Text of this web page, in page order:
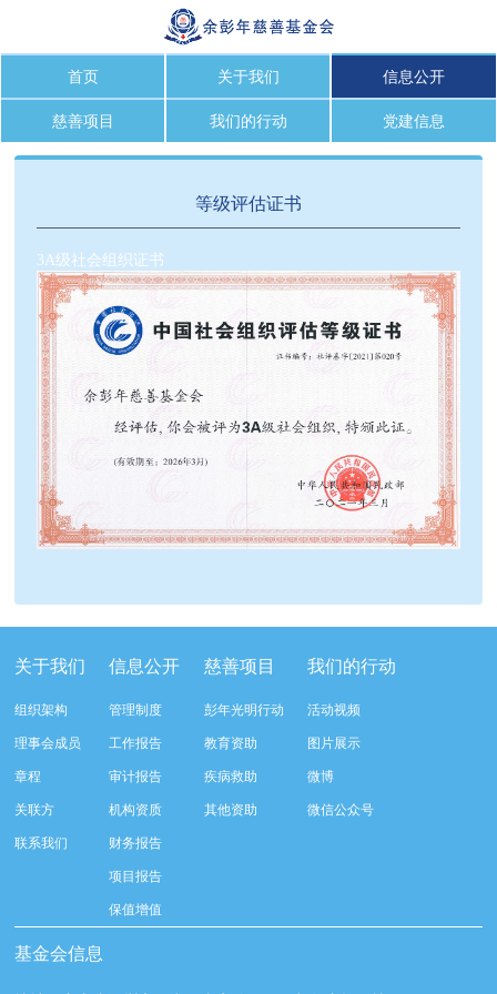
首页 关于我们 信息公开
慈善项目 我们的行动 党建信息
等级评估证书
3A级社会组织证书
关于我们
组织架构
理事会成员
章程
关联方
联系我们
信息公开
管理制度
工作报告
审计报告
机构资质
财务报告
项目报告
保值增值
慈善项目
彭年光明行动
教育资助
疾病救助
其他资助
我们的行动
活动视频
图片展示
微博
微信公众号
基金会信息